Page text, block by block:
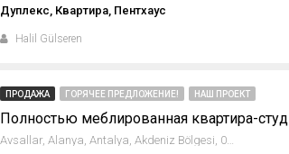
Дуплекс, Квартира, Пентхаус
Halil Gülseren
ПРОДАЖА ГОРЯЧЕЕ ПРЕДЛОЖЕНИЕ! НАШ ПРОЕКТ
Avsallar, Alanya, Antalya, Akdeniz Bölgesi, 07407, Türkiye